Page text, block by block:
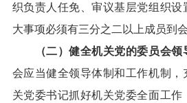
织负责人任免、审议基层党组织设
大事项必须有三分之二以上成员到会
（二）健全机关党的委员会领
会应当健全领导体制和工作机制，
关党委书记抓好机关党委全面工作